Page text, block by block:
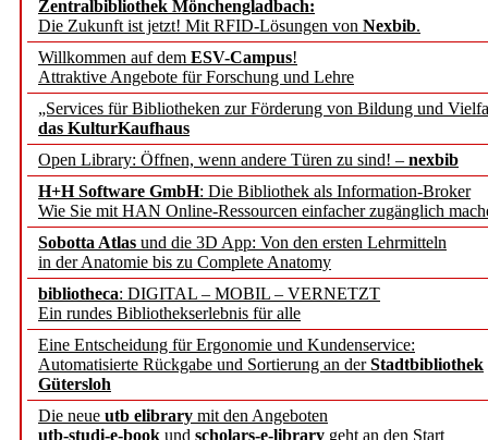
Zentralbibliothek Mönchengladbach:
Die Zukunft ist jetzt! Mit RFID-Lösungen von Nexbib.
Willkommen auf dem ESV-Campus!
Attraktive Angebote für Forschung und Lehre
„Services für Bibliotheken zur Förderung von Bildung und
das KulturKaufhaus
Open Library: Öffnen, wenn andere Türen zu sind! – nexbib
H+H Software GmbH: Die Bibliothek als Information-Broker
Wie Sie mit HAN Online-Ressourcen einfacher zugänglich
Sobotta Atlas und die 3D App: Von den ersten Lehrmitteln
in der Anatomie bis zu Complete Anatomy
bibliotheca: DIGITAL – MOBIL – VERNETZT
Ein rundes Bibliothekserlebnis für alle
Eine Entscheidung für Ergonomie und Kundenservice:
Automatisierte Rückgabe und Sortierung an derStadtbibliothek
Gütersloh
Die neue utb elibrary mit den Angeboten
utb-studi-e-book und scholars-e-library geht an den Start
konstruktiv!
Mohr Siebeck
und die Zeitschrift für
Francke Attempto
EBSCO Information
Recherchefunktionen in
Sorbisches Institut neu
Geschichte und